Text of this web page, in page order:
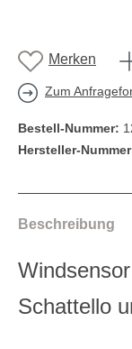
Merken
Zum
Bestell-Nummer:
Hersteller-
Beschreibung
Schattello